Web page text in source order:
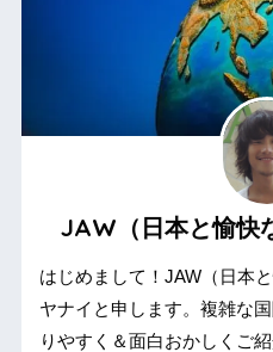
JAW（日本と愉快
はじめまして！JAW（日本
ヤナイと申します。複雑な
りやすく＆面白おかしくご